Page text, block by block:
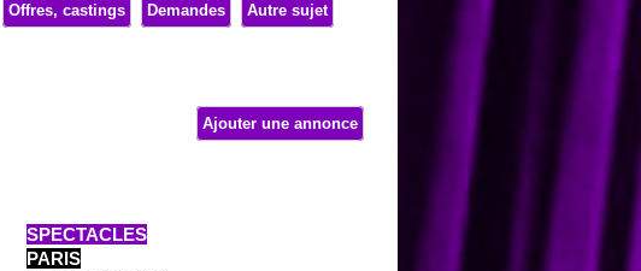
Offres, castings Demandes Autre sujet
Ajouter une annonce
SPECTACLES
PARIS